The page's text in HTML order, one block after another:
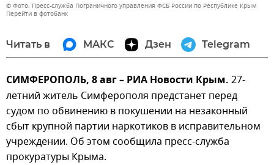
© Фото: Пресс-служба Пограничного управления ФСБ России по Республике Крым
Перейти в фотобанк
Читать в МАКС Дзен Telegram
СИМФЕРОПОЛЬ, 8 авг – РИА Новости Крым. 27-
летний житель Симферополя предстанет перед
судом по обвинению в покушении на незаконный
сбыт крупной партии наркотиков в исправительном
учреждении. Об этом сообщила пресс-служба
прокуратуры Крыма.